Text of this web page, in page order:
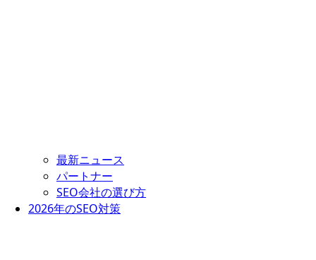
最新ニュース
パートナー
SEO会社の選び方
2026年のSEO対策